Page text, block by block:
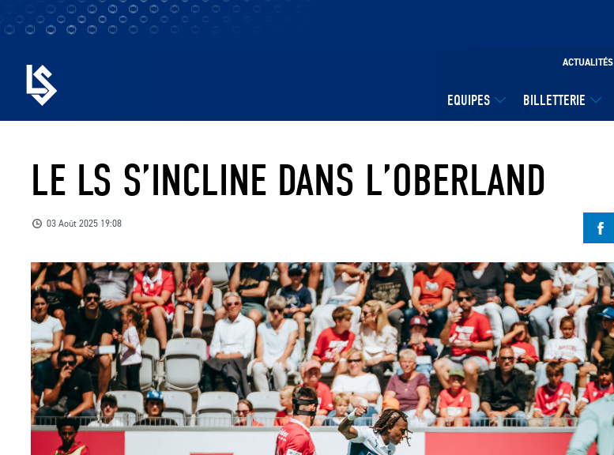
EQUIPES BILLETTERIE
ACTUALITÉS
LE LS S’INCLINE DANS L’OBERLAND
03 Août 2025 19:08